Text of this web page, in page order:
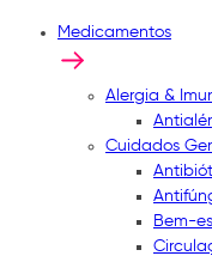
Medicamentos
Alergia &
Cuidados
Bem-